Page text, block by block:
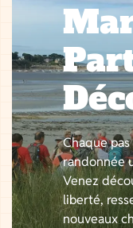
Chaque
randonnée
Venez
liberté,
nouveaux